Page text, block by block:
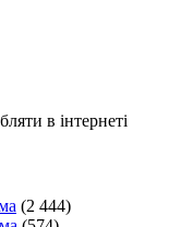
в інтернеті
(2 444)